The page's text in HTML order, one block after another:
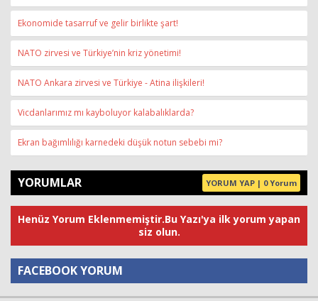
Ekonomide tasarruf ve gelir birlikte şart!
NATO zirvesi ve Türkiye’nin kriz yönetimi!
NATO Ankara zirvesi ve Türkiye - Atina ilişkileri!
Vicdanlarımız mı kayboluyor kalabalıklarda?
Ekran bağımlılığı karnedeki düşük notun sebebi mi?
YORUMLAR YORUM YAP | 0 Yorum
Henüz Yorum Eklenmemiştir.Bu Yazı'ya ilk yorum yapan
siz olun.
FACEBOOK YORUM